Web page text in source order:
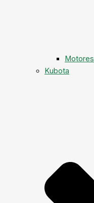
Motores
Kubota